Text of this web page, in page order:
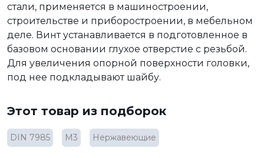
стали, применяется в машиностроении,
строительстве и приборостроении, в мебельном
деле. Винт устанавливается в подготовленное в
базовом основании глухое отверстие с резьбой.
Для увеличения опорной поверхности головки,
под нее подкладывают шайбу.
Этот товар из подборок
DIN 7985 М3 Нержавеющие